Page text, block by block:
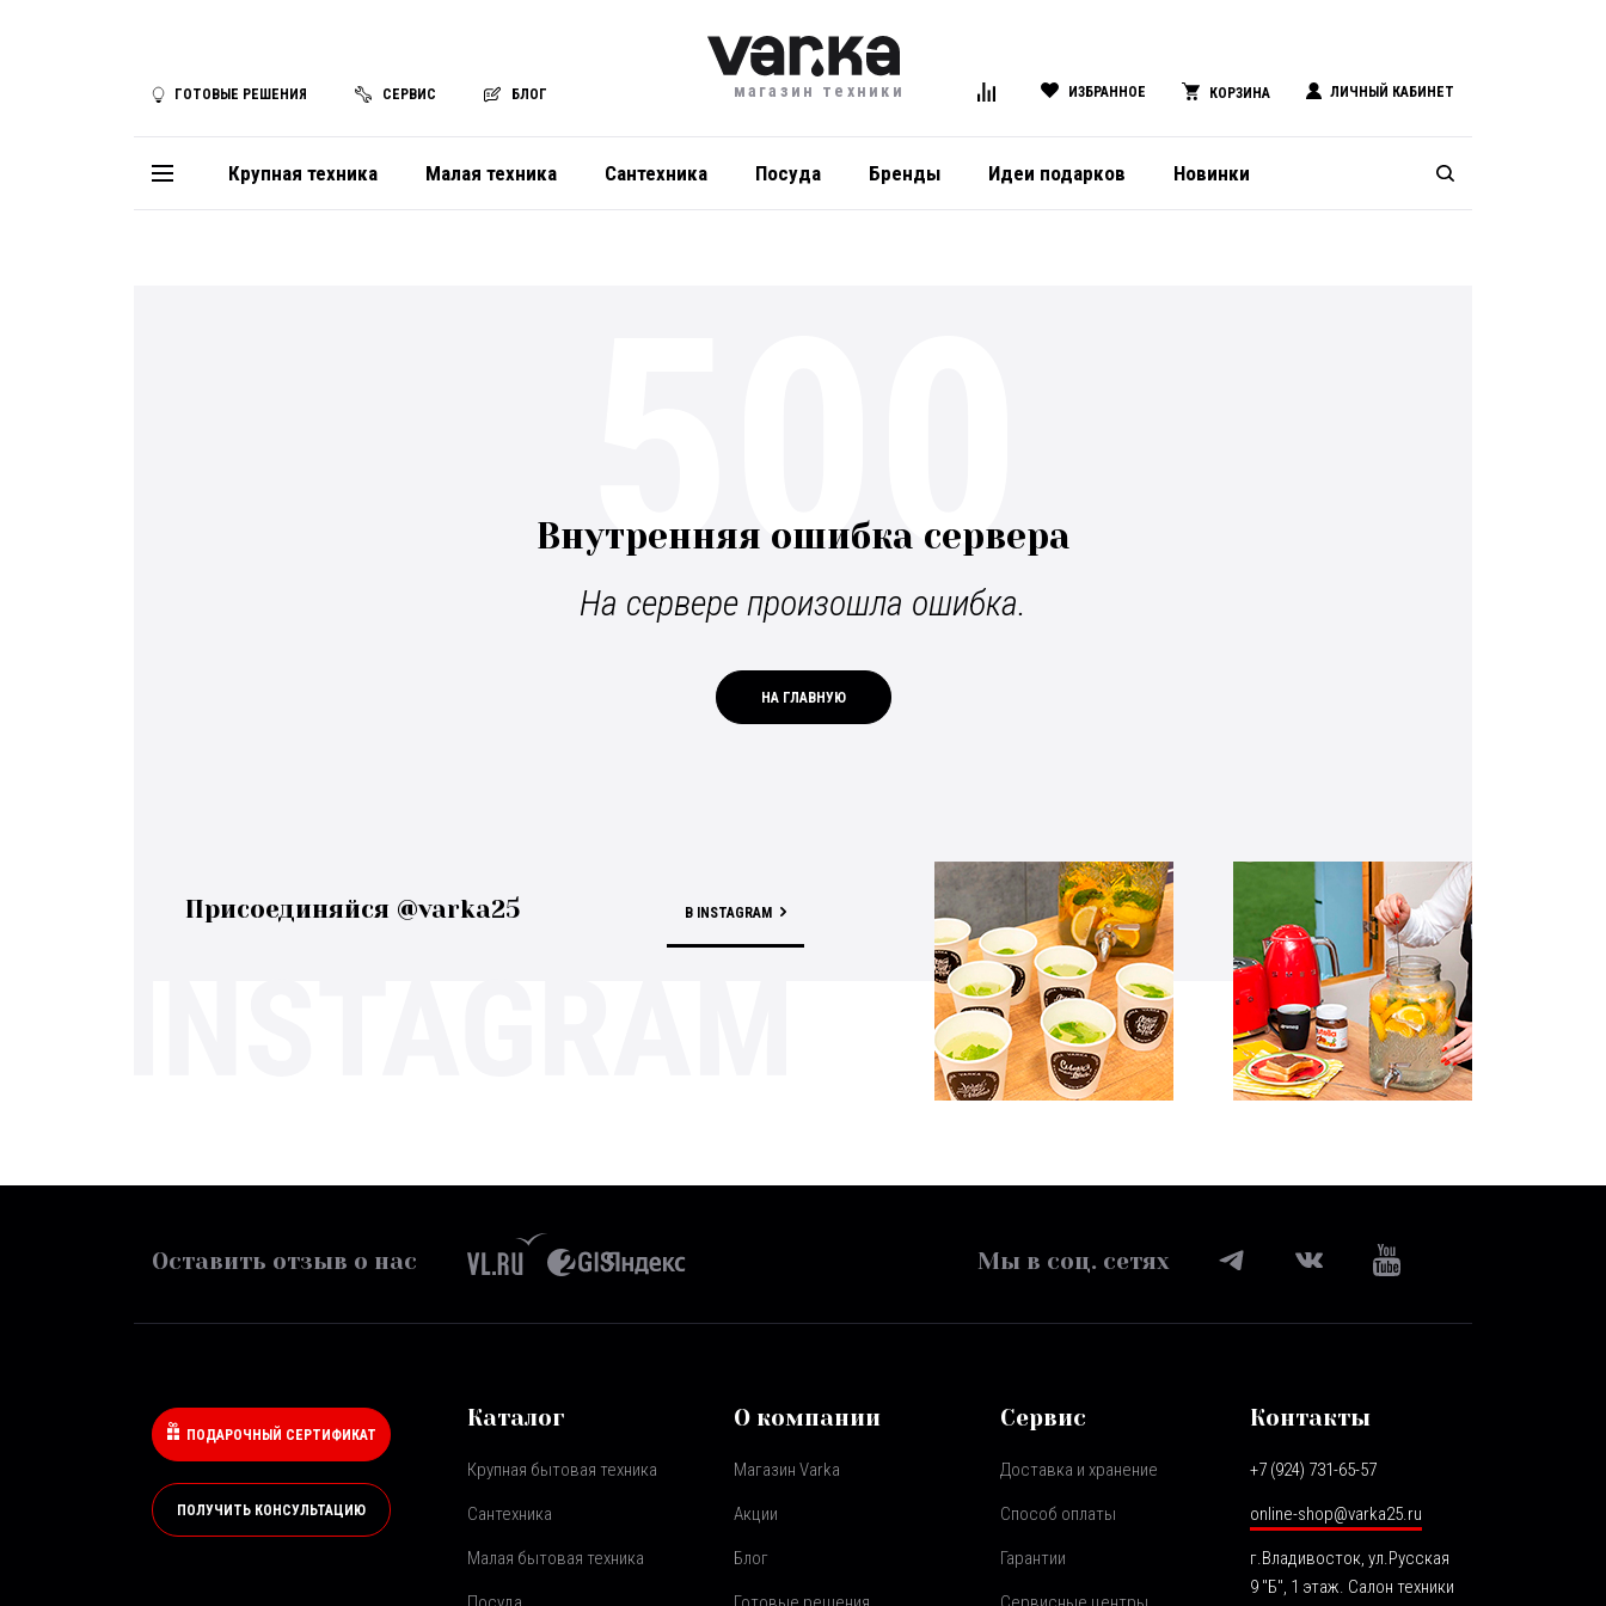
ГОТОВЫЕ РЕШЕНИЯ СЕРВИС БЛОГ магазин техники ИЗБРАННОЕ КОРЗИНА ЛИЧНЫЙ КАБИНЕТ
Крупная техника Малая техника Сантехника Посуда Бренды Идеи подарков Новинки
Внутренняя ошибка сервера
На сервере произошла ошибка.
НА ГЛАВНУЮ
500
Присоединяйся @varka25 В INSTAGRAM
Оставить отзыв о нас Мы в соц. сетях
ПОДАРОЧНЫЙ СЕРТИФИКАТ
ПОЛУЧИТЬ КОНСУЛЬТАЦИЮ
Каталог
Крупная бытовая техника
Сантехника
Малая бытовая техника
О компании
Магазин Varka
Акции
Блог
Сервис
Доставка и хранение
Способ оплаты
Гарантии
Контакты
+7 (924) 731-65-57
online-shop@varka25.ru
г.Владивосток, ул.Русская
9 "Б", 1 этаж. Салон техники